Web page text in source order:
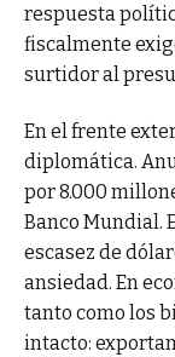
respuesta
fiscalmente
surtidor al
En el frente
diplomática.
por 8.000
Banco Mundial.
escasez de
ansiedad. En
tanto como los
intacto: